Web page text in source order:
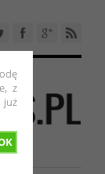
z